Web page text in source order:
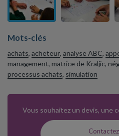
Mots-clés
achats, acheteur, analyse ABC,
management, matrice de Kraljic,
processus achats, simulation
Vous souhaitez un devis, une